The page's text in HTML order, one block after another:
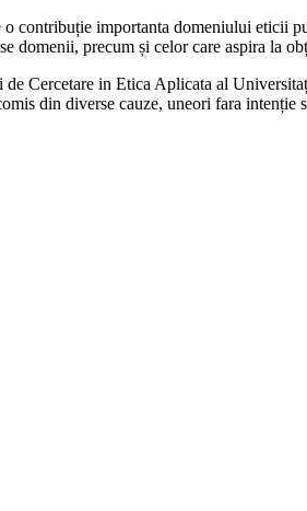
o contribuție importanta domeniului
domenii, precum și celor care aspira la
Cercetare in Etica Aplicata al
din diverse cauze, uneori fara